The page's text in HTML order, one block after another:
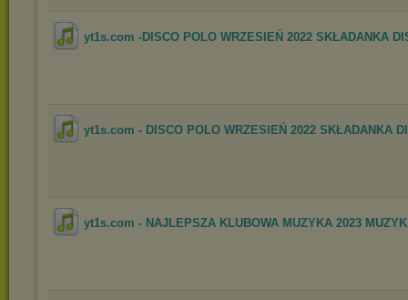
yt1s.com -DISCO POLO WRZESIEŃ 2022 SKŁADANKA
yt1s.com - DISCO POLO WRZESIEŃ 2022 SKŁADANKA
yt1s.com - NAJLEPSZA KLUBOWA MUZYKA 2023